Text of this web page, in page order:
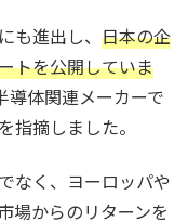
も進出し、 日本の企
トを公開していま
導体関連メーカーで
指摘しました。
なく、ヨーロッパや
場からのリターンを